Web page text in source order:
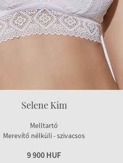
Selene Kim
Melltartó
Merevítő nélküli - szivacsos
9 900 HUF